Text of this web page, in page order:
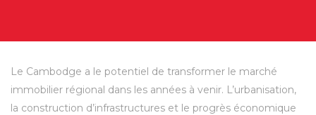
Le Cambodge a le potentiel de transformer le marché
immobilier régional dans les années à venir. L’urbanisation,
la construction d’infrastructures et le progrès économique